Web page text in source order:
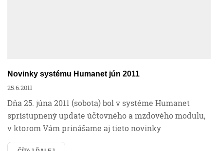
Novinky systému Humanet jún 2011
25.6.2011
Dňa 25. júna 2011 (sobota) bol v systéme Humanet
sprístupnený update účtovného a mzdového modulu,
v ktorom Vám prinášame aj tieto novinky